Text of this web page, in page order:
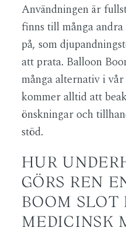
Användningen är
finns till många
på, som
att prata. Balloon
många alternativ i
kommer alltid att
önskningar och
stöd.
HUR
GÖRS REN
BOOM SLOT
MEDICINSK